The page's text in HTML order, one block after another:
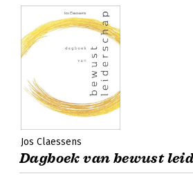
Jos Claessens
Dagboek van bewust